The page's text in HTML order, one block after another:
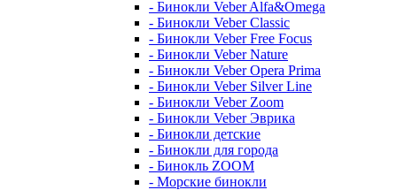
- Бинокли Veber Alfa&Omega
- Бинокли Veber Classic
- Бинокли Veber Free Focus
- Бинокли Veber Nature
- Бинокли Veber Opera Prima
- Бинокли Veber Silver Line
- Бинокли Veber Zoom
- Бинокли Veber Эврика
- Бинокли детские
- Бинокли для города
- Бинокль ZOOM
- Морские бинокли